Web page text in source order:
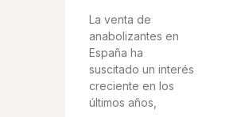
La venta de
anabolizantes en
España ha
suscitado un interés
creciente en los
últimos años,